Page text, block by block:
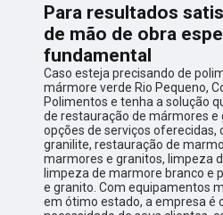
Para resultados
de mão de obra
fundamental
Caso esteja precisando de
mármore verde Rio Pequeno,
Polimentos e tenha a solução
de restauração de mármores e
opções de serviços oferecidas,
granilite, restauração de
marmores e granitos, limpeza
limpeza de marmore branco e
e granito. Com equipamentos
em ótimo estado, a empresa é